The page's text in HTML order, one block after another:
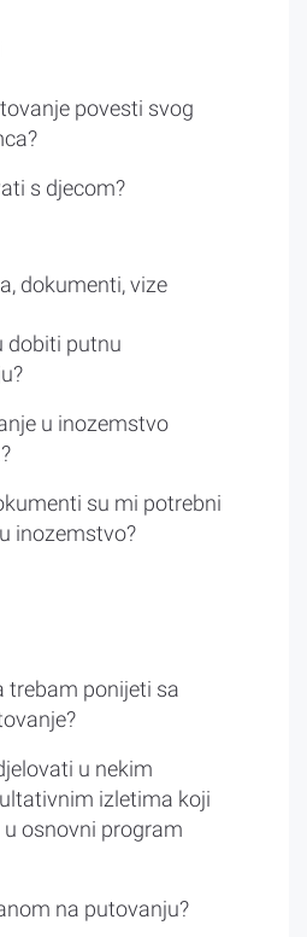
povesti svog
s djecom?
dokumenti, vize
dobiti putnu
u inozemstvo
su mi potrebni
inozemstvo?
trebam ponijeti sa
u nekim
izletima koji
osnovni program
na putovanju?